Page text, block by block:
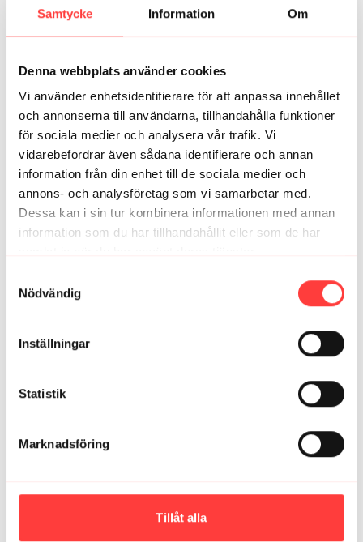
Samtycke Information Om
Denna webbplats använder cookies
Vi använder enhetsidentifierare för att anpassa innehållet
och annonserna till användarna, tillhandahålla funktioner
för sociala medier och analysera vår trafik. Vi
vidarebefordrar även sådana identifierare och annan
information från din enhet till de sociala medier och
annons- och analysföretag som vi samarbetar med.
Dessa kan i sin tur kombinera informationen med annan
information som du har tillhandahållit eller som de har
Nödvändig
Inställningar
Statistik
Marknadsföring
Tillåt alla
som så fint och vackert i det enkla och lilla! Försökte
lista ut om det var i Stångtjärn ni joggade?! Det var nära
att jag bangade dagens pass idag men tack vare att jag
kunde ha er med i lurarna så kom jag ut. Efteråt mår jag
mycket bättre i både tankar och bröstkorg! Tack
Relaterade videor
EN LILLE EN. Distans 10 minuter